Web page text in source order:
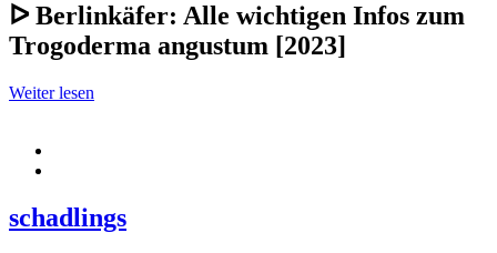
ᐅ Berlinkäfer: Alle wichtigen Infos zum
Trogoderma angustum [2023]
Weiter lesen
schadlings